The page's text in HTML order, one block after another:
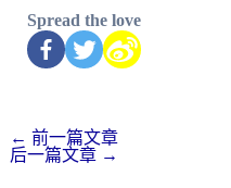
Spread the love
← 前一篇文章
后一篇文章 →